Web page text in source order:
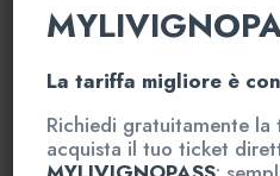
La tariffa migliore è
Richiedi gratuitamente
acquista il tuo ticket